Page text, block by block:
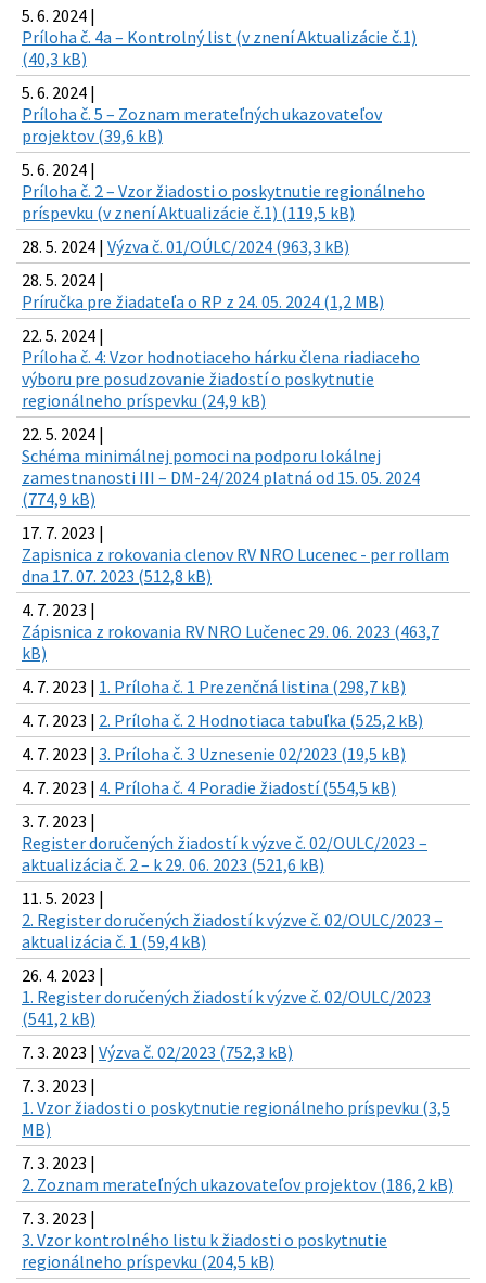
5. 6. 2024 |
Príloha č. 4a – Kontrolný list (v znení Aktualizácie č.1)
(40,3 kB)
5. 6. 2024 |
Príloha č. 5 – Zoznam merateľných ukazovateľov
projektov (39,6 kB)
5. 6. 2024 |
Príloha č. 2 – Vzor žiadosti o poskytnutie regionálneho
príspevku (v znení Aktualizácie č.1) (119,5 kB)
28. 5. 2024 | Výzva č. 01/OÚLC/2024 (963,3 kB)
28. 5. 2024 |
Príručka pre žiadateľa o RP z 24. 05. 2024 (1,2 MB)
22. 5. 2024 |
Príloha č. 4: Vzor hodnotiaceho hárku člena riadiaceho
výboru pre posudzovanie žiadostí o poskytnutie
regionálneho príspevku (24,9 kB)
22. 5. 2024 |
Schéma minimálnej pomoci na podporu lokálnej
zamestnanosti III – DM-24/2024 platná od 15. 05. 2024
(774,9 kB)
17. 7. 2023 |
Zapisnica z rokovania clenov RV NRO Lucenec - per rollam
dna 17. 07. 2023 (512,8 kB)
4. 7. 2023 |
Zápisnica z rokovania RV NRO Lučenec 29. 06. 2023 (463,7
kB)
4. 7. 2023 | 1. Príloha č. 1 Prezenčná listina (298,7 kB)
4. 7. 2023 | 2. Príloha č. 2 Hodnotiaca tabuľka (525,2 kB)
4. 7. 2023 | 3. Príloha č. 3 Uznesenie 02/2023 (19,5 kB)
4. 7. 2023 | 4. Príloha č. 4 Poradie žiadostí (554,5 kB)
3. 7. 2023 |
Register doručených žiadostí k výzve č. 02/OULC/2023 –
aktualizácia č. 2 – k 29. 06. 2023 (521,6 kB)
11. 5. 2023 |
2. Register doručených žiadostí k výzve č. 02/OULC/2023 –
aktualizácia č. 1 (59,4 kB)
26. 4. 2023 |
1. Register doručených žiadostí k výzve č. 02/OULC/2023
(541,2 kB)
7. 3. 2023 | Výzva č. 02/2023 (752,3 kB)
7. 3. 2023 |
1. Vzor žiadosti o poskytnutie regionálneho príspevku (3,5
MB)
7. 3. 2023 |
2. Zoznam merateľných ukazovateľov projektov (186,2 kB)
7. 3. 2023 |
3. Vzor kontrolného listu k žiadosti o poskytnutie
regionálneho príspevku (204,5 kB)